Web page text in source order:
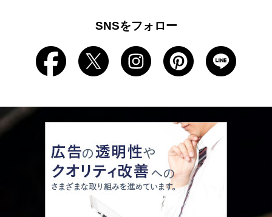
SNSをフォロー